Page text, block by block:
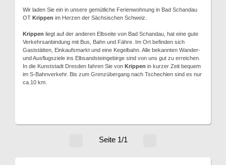
Wir laden Sie ein in unsere gemütliche Ferienwohnung in Bad Schandau
OT Krippen im Herzen der Sächsischen Schweiz.
Krippen liegt auf der anderen Elbseite von Bad Schandau, hat eine gute
Verkehrsanbindung mit Bus, Bahn und Fähre. Im Ort befinden sich
Gaststätten, Einkaufsmarkt und eine Kegelbahn. Alle bekannten Wander-
und Ausflugsziele ins Elbsandsteingebirge sind von uns gut zu erreichen.
In die Kunststadt Dresden fahren Sie von Krippen in kurzer Zeit bequem
im S-Bahnverkehr. Bis zum Grenzübergang nach Tschechien sind es nur
ca.10 km.
Seite 1/1